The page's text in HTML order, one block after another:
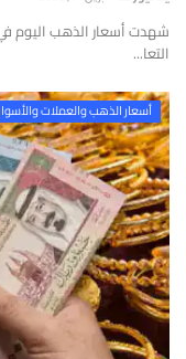
تقارير
دقيقة
مستندة
إلى
التحليل
العميق
والتحقق
الفوري
من
المصادر
والأرقام
الحية.
التعا...
أسعار الذهب والعملات